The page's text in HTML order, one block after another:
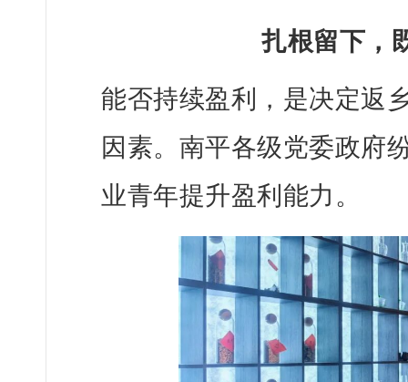
扎根留下，
能否持续盈利，是决定返
因素。南平各级党委政府
业青年提升盈利能力。